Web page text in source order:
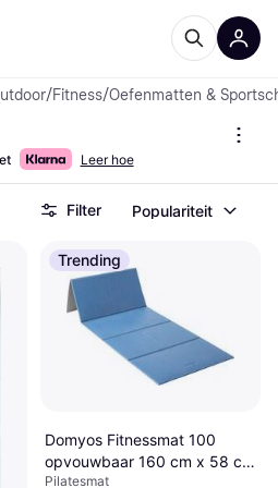
/Fitness/Oefenmatten &
Leer hoe
Filter Populariteit
Trending
Domyos Fitnessmat 100
opvouwbaar 160 cm x 58 cm
x 7 mm blauw
Pilatesmat